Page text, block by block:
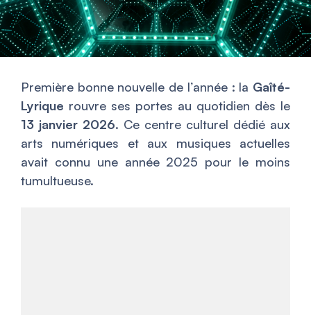
Première bonne nouvelle de l’année : la Gaîté-
Lyrique rouvre ses portes au quotidien dès le
13 janvier 2026. Ce centre culturel dédié aux
arts numériques et aux musiques actuelles
avait connu une année 2025 pour le moins
tumultueuse.